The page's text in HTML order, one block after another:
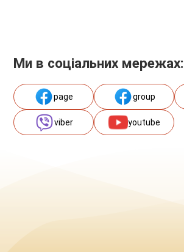
Ми в соціальних мережах:
page group
viber youtube